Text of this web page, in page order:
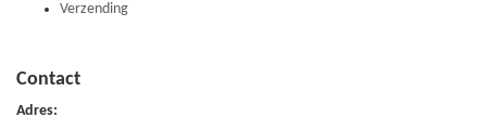
Verzending
Contact
Adres: